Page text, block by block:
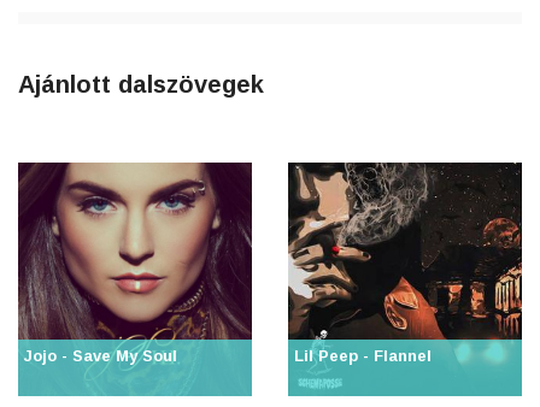
Ajánlott dalszövegek
Jojo - Save My Soul Lil Peep - Flannel